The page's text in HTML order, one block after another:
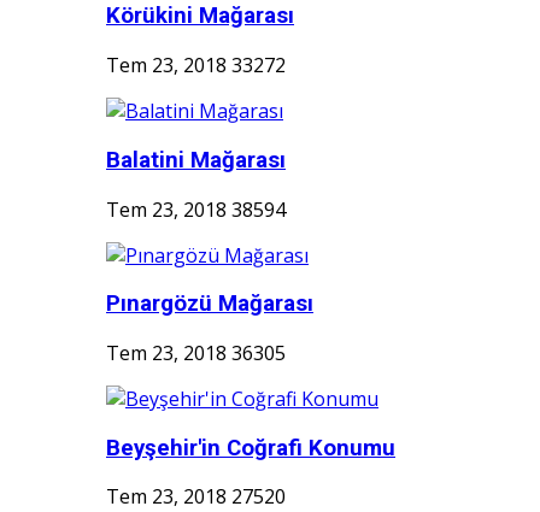
Körükini Mağarası
Tem 23, 2018 33272
Balatini Mağarası
Tem 23, 2018 38594
Pınargözü Mağarası
Tem 23, 2018 36305
Beyşehir'in Coğrafi Konumu
Tem 23, 2018 27520